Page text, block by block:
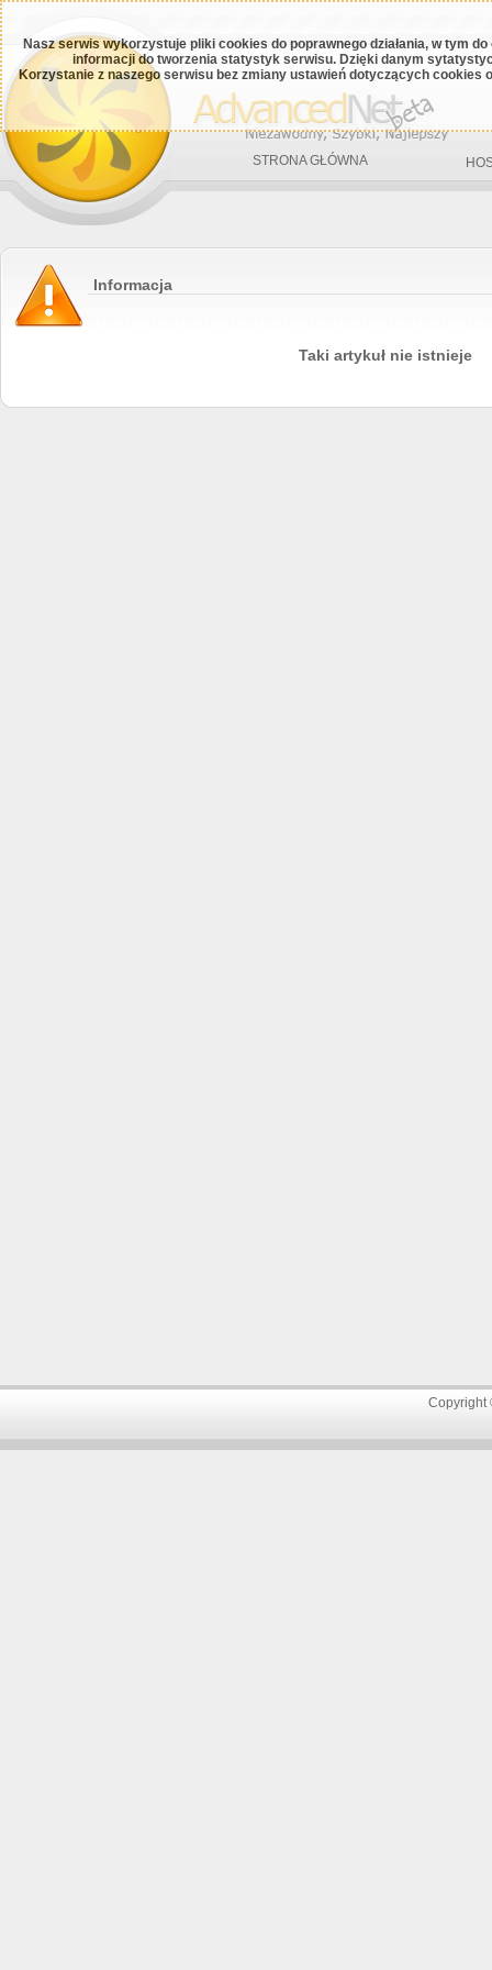
Nasz serwis wykorzystuje pliki cookies do poprawnego działania, w tym
informacji do tworzenia statystyk serwisu. Dzięki danym
Korzystanie z naszego serwisu bez zmiany ustawień dotyczących cookies
STRONA GŁÓWNA
Informacja
Taki artykuł nie istnieje
Copyright